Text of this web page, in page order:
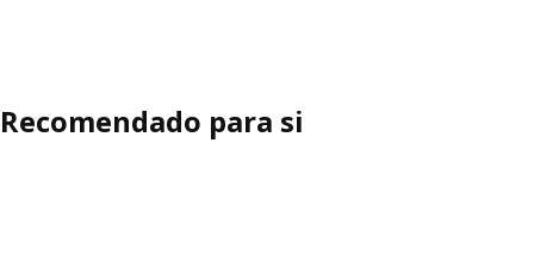
Recomendado para si